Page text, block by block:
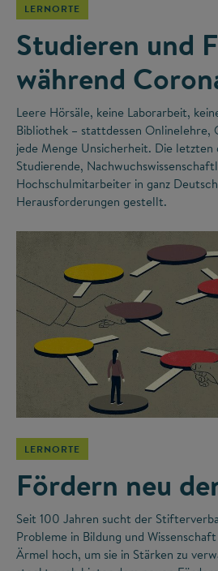
LERNORTE
Studieren und
während
Leere Hörsäle, keine Laborarbeit,
Bibliothek – stattdessen Onlinelehre,
jede Menge Unsicherheit. Die letzten
Studierende,
Hochschulmitarbeiter in ganz
Herausforderungen gestellt.
LERNORTE
Fördern neu
Seit 100 Jahren sucht der
Probleme in Bildung und
Ärmel hoch, um sie in Stärken zu